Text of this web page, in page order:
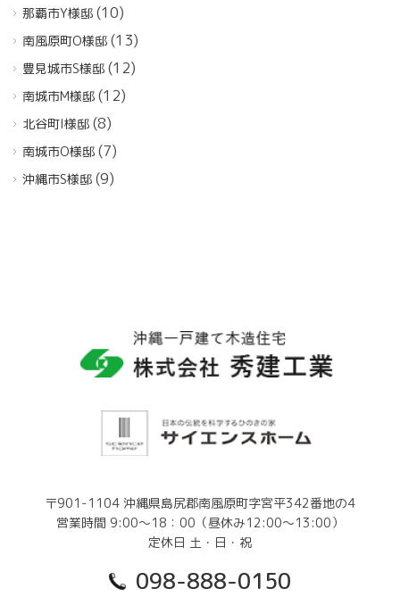
那覇市Y様邸 (10)
南風原町O様邸 (13)
豊見城市S様邸 (12)
南城市M様邸 (12)
北谷町I様邸 (8)
南城市O様邸 (7)
沖縄市S様邸 (9)
〒901-1104 沖縄県島尻郡南風原町字宮平342番地の4
営業時間 9:00～18：00（昼休み12:00～13:00）
定休日 土・日・祝
098-888-0150